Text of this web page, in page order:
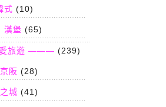
式 (10)
漢堡 (65)
旅遊 ——— (239)
阪 (28)
城 (41)